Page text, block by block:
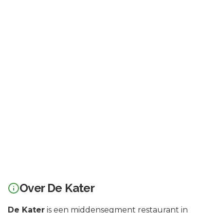
Over De Kater
De Kater is een middensegment restaurant in